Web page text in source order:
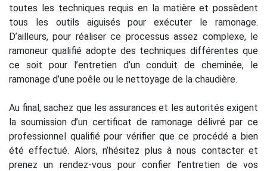
toutes les techniques requis en la matière et possèdent
tous les outils aiguisés pour exécuter le ramonage.
D’ailleurs, pour réaliser ce processus assez complexe, le
ramoneur qualifié adopte des techniques différentes que
ce soit pour l’entretien d’un conduit de cheminée, le
ramonage d’une poêle ou le nettoyage de la chaudière.
Au final, sachez que les assurances et les autorités exigent
la soumission d’un certificat de ramonage délivré par ce
professionnel qualifié pour vérifier que ce procédé a bien
été effectué. Alors, n’hésitez plus à nous contacter et
prenez un rendez-vous pour confier l’entretien de vos